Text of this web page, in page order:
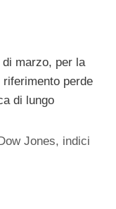
marzo, per la
riferimento perde
di lungo
Jones, indici